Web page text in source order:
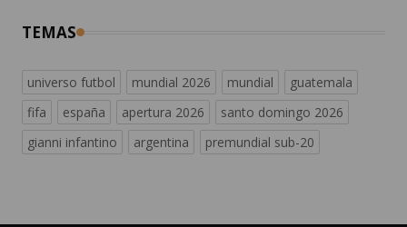
TEMAS
universo futbol mundial 2026 mundial
guatemala
fifa
españa apertura 2026
santo domingo 2026
gianni infantino
argentina premundial sub-20